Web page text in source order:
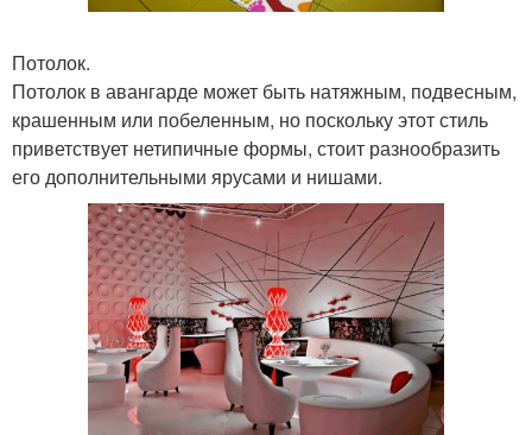
Потолок.
Потолок в авангарде может быть натяжным, подвесным,
крашенным или побеленным, но поскольку этот стиль
приветствует нетипичные формы, стоит разнообразить
его дополнительными ярусами и нишами.